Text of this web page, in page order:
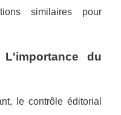
similaires pour
du
le contrôle éditorial